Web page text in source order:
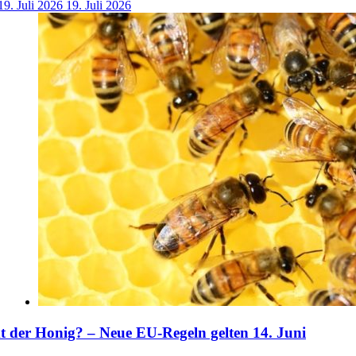
Juli 2026 19. Juli 2026
der Honig? – Neue EU-Regeln gelten 14. Juni